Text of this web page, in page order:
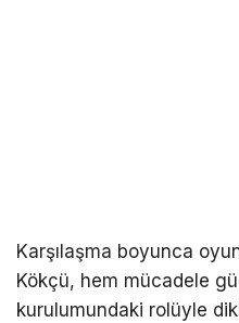
Karşılaşma boyunca
Kökçü, hem mücadele
kurulumundaki rolüyle